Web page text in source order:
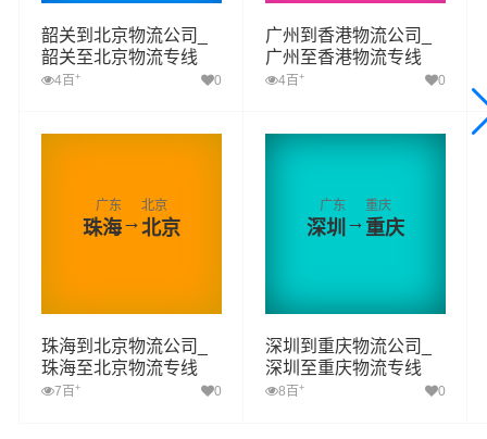
韶关到北京物流公司_
韶关至北京物流专线
4百 + 0
广州到香港物流公司_
广州至香港物流专线
4百 + 0
广东
珠海→
北京
北京
珠海到北京物流公司_
珠海至北京物流专线
7百 + 0
广东
深圳→
重庆
重庆
深圳到重庆物流公司_
深圳至重庆物流专线
8百 + 0